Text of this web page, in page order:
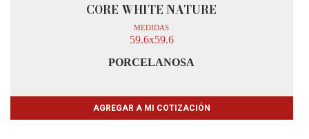
CORE WHITE NATURE
MEDIDAS
59.6x59.6
PORCELANOSA
AGREGAR A MI COTIZACIÓN